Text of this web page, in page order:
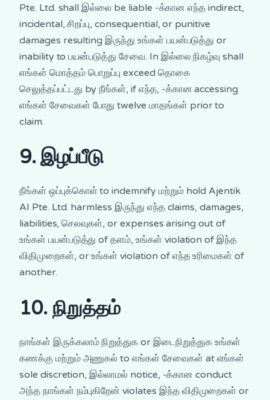
Pte. Ltd. shall இல்லை be liable -க்கான எந்த indirect,
incidental, சிறப்பு, consequential, or punitive
damages resulting இருந்து உங்கள் பயன்படுத்து or
inability to பயன்படுத்து சேவை. In இல்லை நிகழ்வு shall
எங்கள் மொத்தம் பொறுப்பு exceed தொகை
செலுத்தப்பட்டது by நீங்கள், if எந்த, -க்கான accessing
எங்கள் சேவைகள் போது twelve மாதங்கள் prior to
claim.
9. இழப்பீடு
நீங்கள் ஒப்புக்கொள் to indemnify மற்றும் hold Ajentik
AI Pte. Ltd. harmless இருந்து எந்த claims, damages,
liabilities, செலவுகள், or expenses arising out of
உங்கள் பயன்படுத்து of தளம், உங்கள் violation of இந்த
விதிமுறைகள், or உங்கள் violation of எந்த உரிமைகள் of
another.
10. நிறுத்தம்
நாங்கள் இருக்கலாம் நிறுத்துக or இடைநிறுத்துக உங்கள்
கணக்கு மற்றும் அணுகல் to எங்கள் சேவைகள் at எங்கள்
sole discretion, இல்லாமல் notice, -க்கான conduct
அந்த நாங்கள் நம்புகிறேன் violates இந்த விதிமுறைகள் or